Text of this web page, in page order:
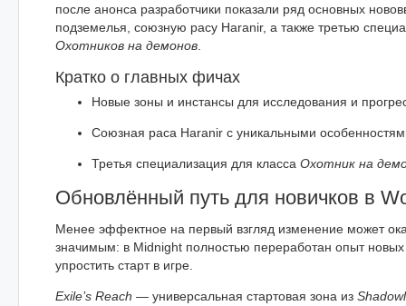
после анонса разработчики показали ряд основных
подземелья, союзную расу Haranir, а также третью
Охотников на демонов
Кратко о главных фичах
Новые зоны и инстансы для исследования и
Союзная раса Haranir с уникальными
Третья специализация для класса Охотник на
Обновлённый путь для новичков в
Менее эффектное на первый взгляд изменение может
значимым: в Midnight полностью переработан опыт новых
упростить старт в игре.
Exile’s Reach — универсальная стартовая зона из